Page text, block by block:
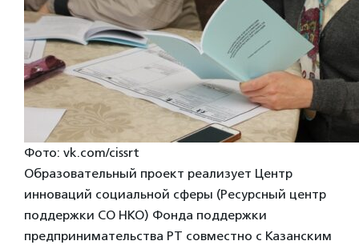
Фото: vk.com/cissrt
Образовательный проект реализует Центр
инноваций социальной сферы (Ресурсный центр
поддержки СО НКО) Фонда поддержки
предпринимательства РТ совместно с Казанским